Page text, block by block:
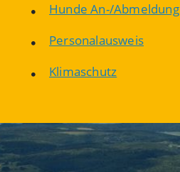
Hunde An-/Abmeldung
Personalausweis
Klimaschutz